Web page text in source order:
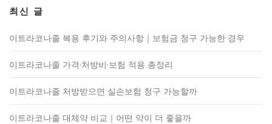
최신 글
이트라코나졸 복용 후기와 주의사항｜보험금 청구 가능한 경우
이트라코나졸 가격·처방비·보험 적용 총정리
이트라코나졸 처방받으면 실손보험 청구 가능할까
이트라코나졸 대체약 비교｜어떤 약이 더 좋을까